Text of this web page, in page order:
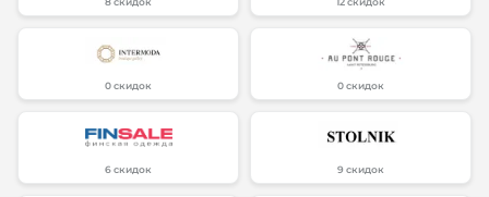
0 скидок 0 скидок
6 скидок 9 скидок